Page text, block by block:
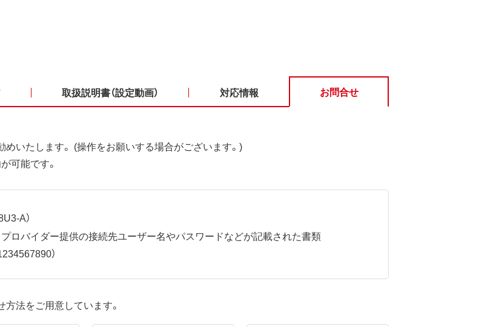
取扱説明書（設定動画） 対応情報 お問合せ
いたします。 (操作をお願いする場合がございます。)
可能です。
A）
ロバイダー提供の接続先ユーザー名やパスワードなどが記載された書類
）
法をご用意しています。